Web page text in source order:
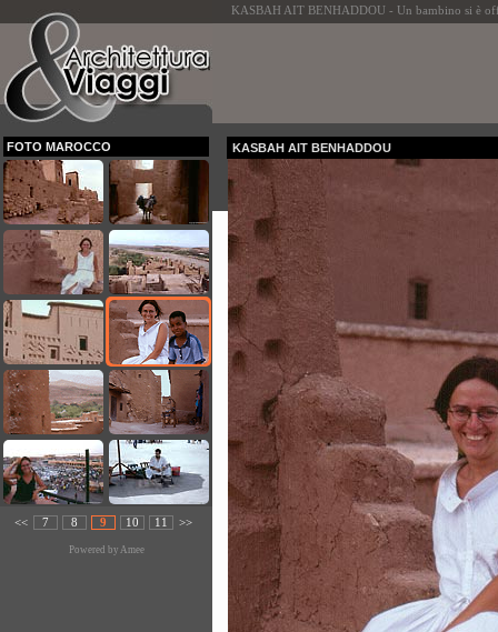
KASBAH AIT BENHADDOU - Un bambino si è
FOTO MAROCCO
<< 7 8 9 10 11 >>
Powered by Amee
KASBAH AIT BENHADDOU